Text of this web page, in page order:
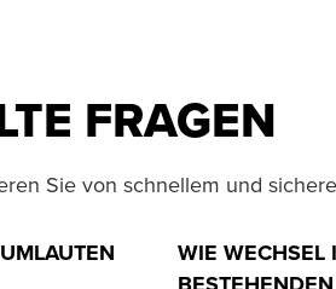
FRAGEN
Sie von schnellem und
WIE WECHSEL